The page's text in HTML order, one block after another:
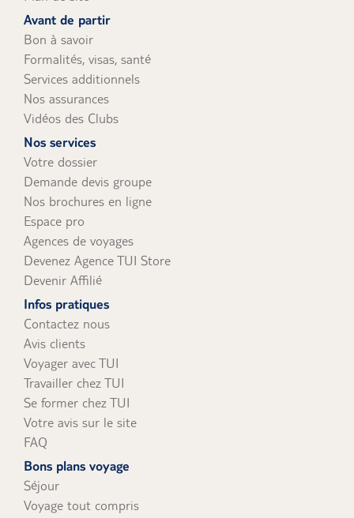
Avant de partir
Bon à savoir
Formalités, visas, santé
Services additionnels
Nos assurances
Vidéos des Clubs
Nos services
Votre dossier
Demande devis groupe
Nos brochures en ligne
Espace pro
Agences de voyages
Devenez Agence TUI Store
Devenir Affilié
Infos pratiques
Contactez nous
Avis clients
Voyager avec TUI
Travailler chez TUI
Se former chez TUI
Votre avis sur le site
FAQ
Bons plans voyage
Séjour
Voyage tout compris